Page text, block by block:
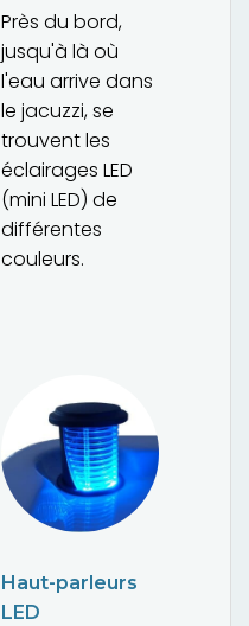
Près du bord,
jusqu'à là où
l'eau arrive dans
le jacuzzi, se
trouvent les
éclairages LED
(mini LED) de
différentes
couleurs.
Haut-parleurs
LED